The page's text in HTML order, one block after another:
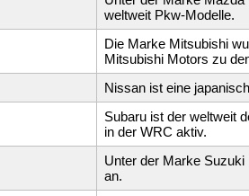
weltweit Pkw-Modelle.
Die Marke Mitsubishi
Mitsubishi Motors zu
Nissan ist eine
Subaru ist der weltweit
in der WRC aktiv.
Unter der Marke
an.